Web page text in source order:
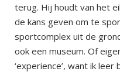
terug. Hij houdt van het
de kans geven om te
sportcomplex uit de
ook een museum. Of
‘experience’, want ik